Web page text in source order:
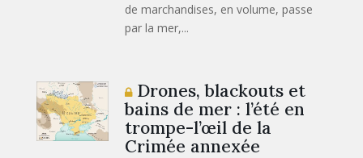
de marchandises, en volume, passe
par la mer,...
Drones, blackouts et
bains de mer : l’été en
trompe-l’œil de la
Crimée annexée